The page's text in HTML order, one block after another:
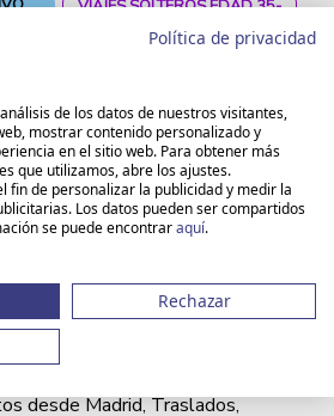
VIAJES SOLTEROS EDAD 35-
55
| Riviera Maya | Playa del
Vuelos I/V
incluidos
Asistencia
en destino
(7 noches en Hotel en destino
regreso)
/ Playa del Carmen ( México )
desde Madrid, Traslados,
Política de privacidad
de los datos de nuestros visitantes,
mostrar contenido personalizado y
en el sitio web. Para obtener más
que utilizamos, abre los ajustes.
fin de personalizar la publicidad y medir la
Los datos pueden ser compartidos
se puede encontraraquí.
Rechazar